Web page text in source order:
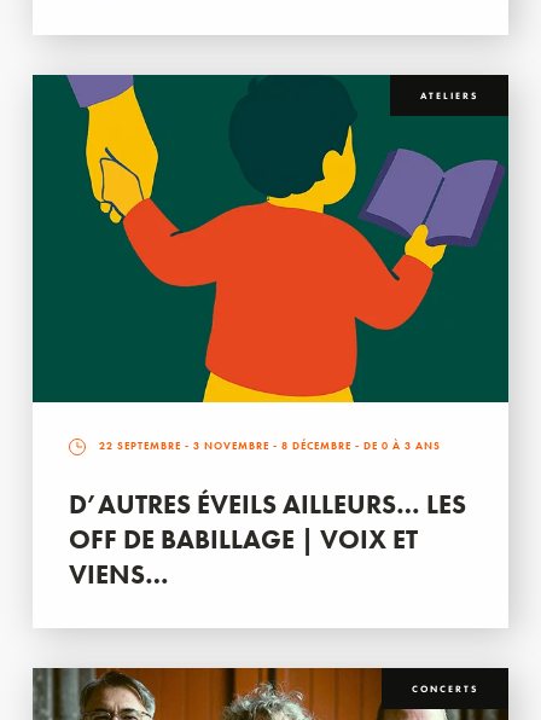
ATELIERS
22 SEPTEMBRE - 3 NOVEMBRE - 8 DÉCEMBRE - DE 0 À 3 ANS
D’AUTRES ÉVEILS AILLEURS… LES
OFF DE BABILLAGE | VOIX ET
VIENS…
CONCERTS